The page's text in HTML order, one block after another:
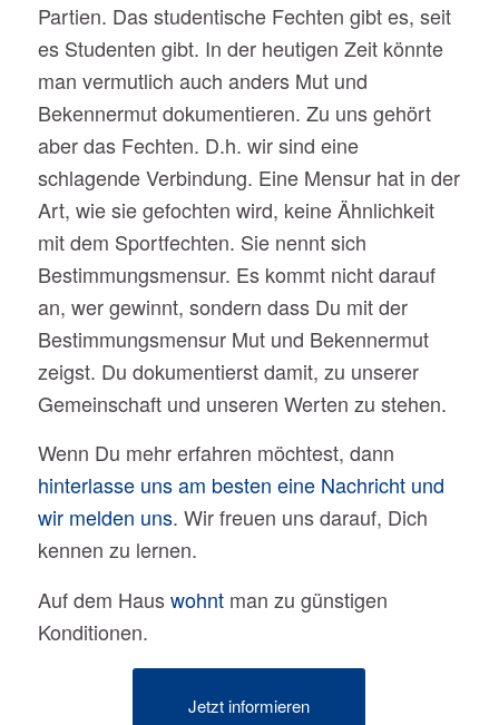
Partien. Das studentische Fechten gibt es, seit
es Studenten gibt. In der heutigen Zeit könnte
man vermutlich auch anders Mut und
Bekennermut dokumentieren. Zu uns gehört
aber das Fechten. D.h. wir sind eine
schlagende Verbindung. Eine Mensur hat in der
Art, wie sie gefochten wird, keine Ähnlichkeit
mit dem Sportfechten. Sie nennt sich
Bestimmungsmensur. Es kommt nicht darauf
an, wer gewinnt, sondern dass Du mit der
Bestimmungsmensur Mut und Bekennermut
zeigst. Du dokumentierst damit, zu unserer
Gemeinschaft und unseren Werten zu stehen.
Wenn Du mehr erfahren möchtest, dann
hinterlasse uns am besten eine Nachricht und
wir melden uns. Wir freuen uns darauf, Dich
kennen zu lernen.
Auf dem Hauswohnt man zu günstigen
Konditionen.
Jetzt informieren